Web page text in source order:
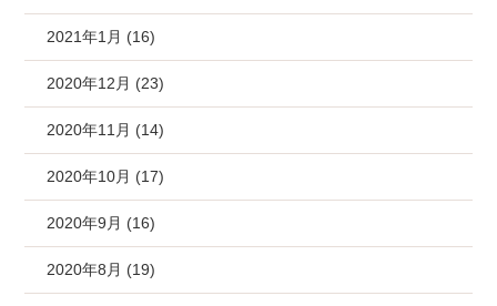
2021年1月 (16)
2020年12月 (23)
2020年11月 (14)
2020年10月 (17)
2020年9月 (16)
2020年8月 (19)